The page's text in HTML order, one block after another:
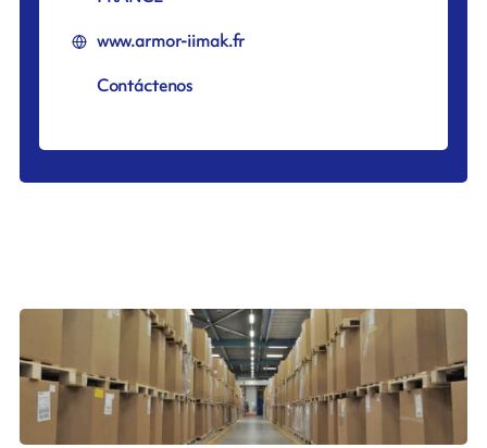
www.armor-iimak.fr
Contáctenos